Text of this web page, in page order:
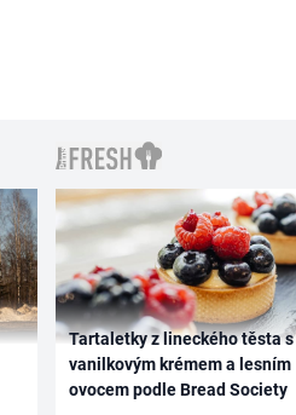
Tartaletky z lineckého těsta s
vanilkovým krémem a lesním
ovocem podle Bread Society